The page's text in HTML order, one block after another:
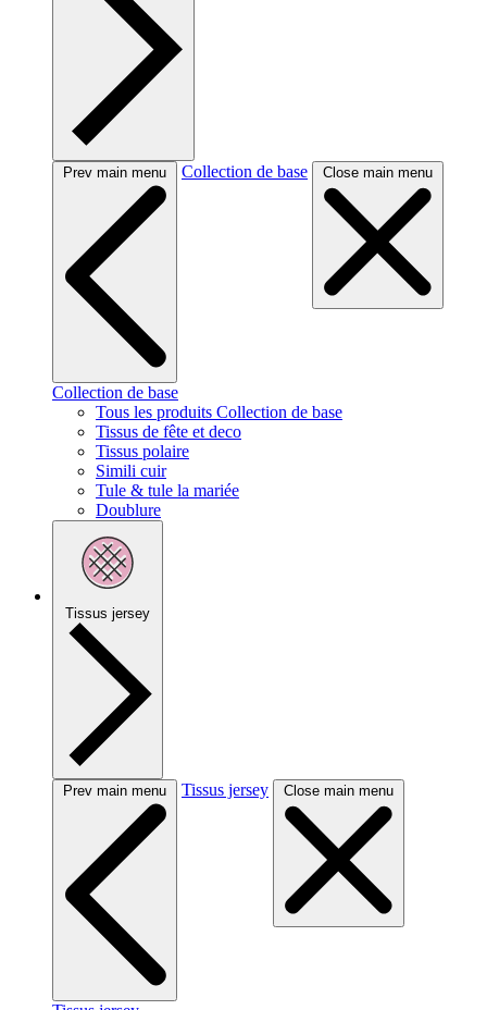
Prev main menu Collection de base Close main menu
Collection de base
Tous les produits Collection de base
Tissus de fête et deco
Tissus polaire
Simili cuir
Tule & tule la mariée
Doublure
Tissus jersey
Prev main menu Tissus jersey Close main menu